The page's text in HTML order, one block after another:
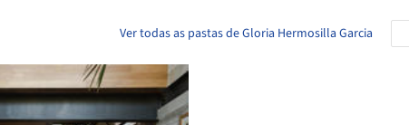
Ver todas as pastas de Gloria Hermosilla Garcia